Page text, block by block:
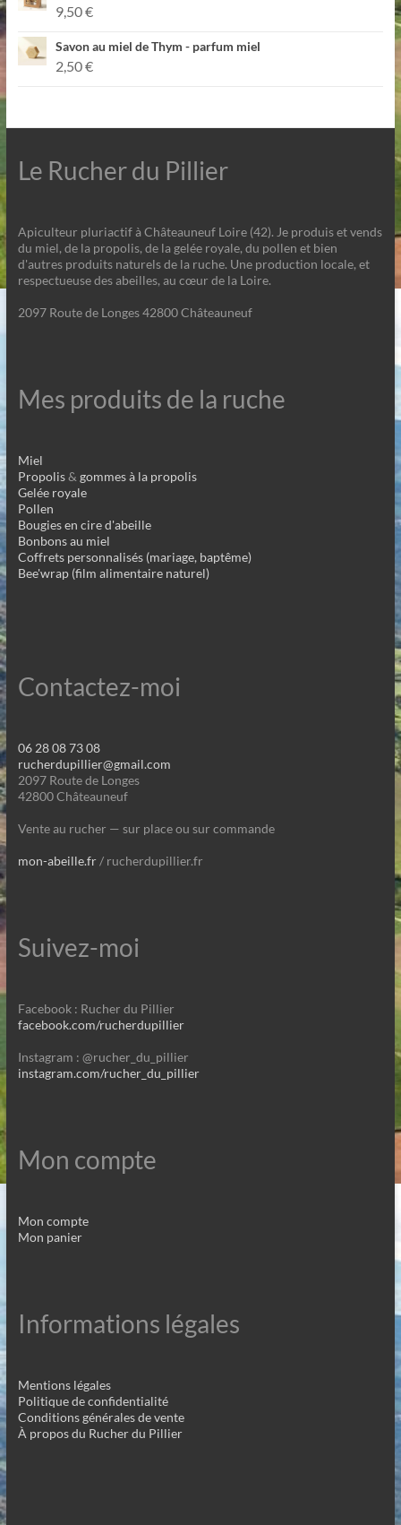
9,50€
Savon au miel de Thym - parfum miel
2,50€
Le Rucher du Pillier
Apiculteur pluriactif à Châteauneuf Loire (42). Je produis et vends
du miel, de la propolis, de la gelée royale, du pollen et bien
d'autres produits naturels de la ruche. Une production locale, et
respectueuse des abeilles, au cœur de la Loire.
2097 Route de Longes 42800 Châteauneuf
Mes produits de la ruche
Miel
Propolis& gommes à la propolis
Gelée royale
Pollen
Bougies en cire d'abeille
Bonbons au miel
Coffrets personnalisés (mariage, baptême)
Bee'wrap (film alimentaire naturel)
Contactez-moi
06 28 08 73 08
rucherdupillier@gmail.com
2097 Route de Longes
42800 Châteauneuf
Vente au rucher — sur place ou sur commande
mon-abeille.fr/ rucherdupillier.fr
Suivez-moi
Facebook : Rucher du Pillier
facebook.com/rucherdupillier
Instagram : @rucher_du_pillier
instagram.com/rucher_du_pillier
Mon compte
Mon compte
Mon panier
Informations légales
Mentions légales
Politique de confidentialité
Conditions générales de vente
À propos du Rucher du Pillier